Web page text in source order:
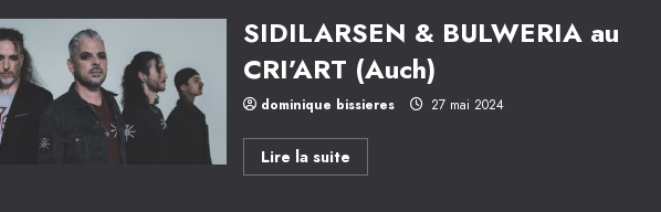
Rock
–
13
juillet
2024
SIDILARSEN & BULWERIA au
CRI’ART (Auch)
dominique bissieres 27 mai 2024
Lire la suiteEn
savoir